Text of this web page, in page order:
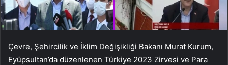
Çevre, Şehircilik ve İklim Değişikliği Bakanı Murat Kurum,
Eyüpsultan’da düzenlenen Türkiye 2023 Zirvesi ve Para